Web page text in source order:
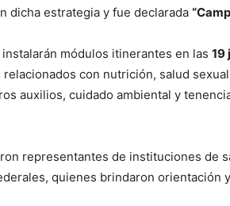
dicha estrategia y fue declarada
módulos itinerantes en las 19
con nutrición, salud
auxilios, cuidado ambiental y
representantes de instituciones de
quienes brindaron orientación